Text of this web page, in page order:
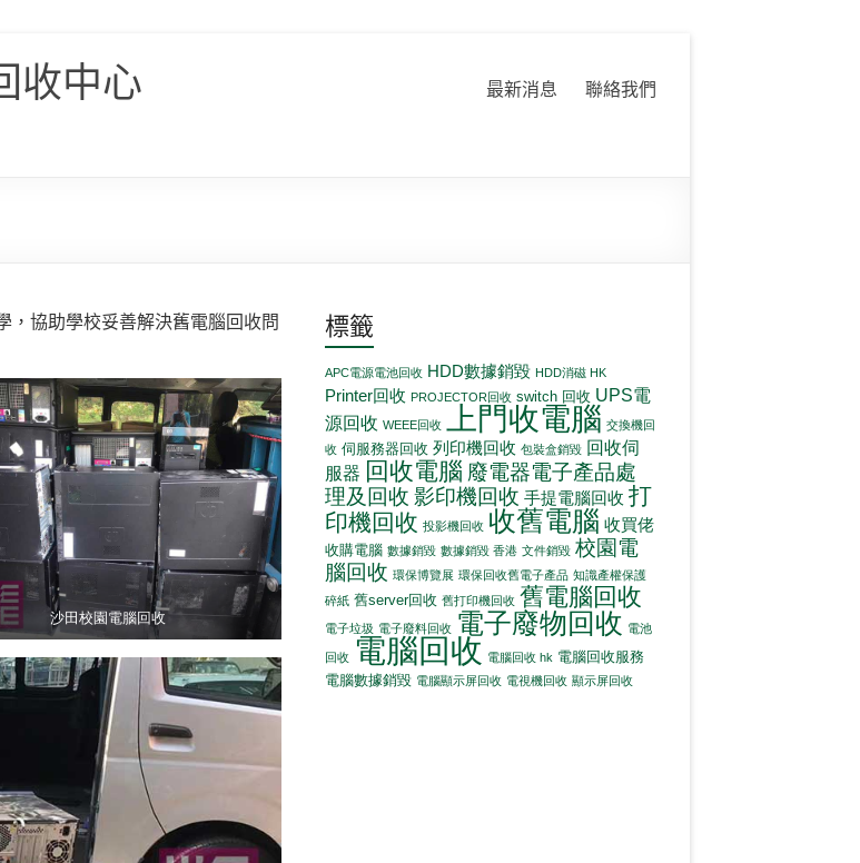
收中心 最新消息 聯絡我們
，協助學校妥善解決舊電腦回收問
沙田校園電腦回收
標籤
APC電源電池回收 HDD數據銷毀 HDD消磁 HK
Printer回收 PROJECTOR回收 switch 回收 UPS電
源回收 WEEE回收 上門收電腦 交換機回
收 伺服務器回收 列印機回收 包裝盒銷毀 回收伺
服器 回收電腦 廢電器電子產品處
理及回收 影印機回收 手提電腦回收 打
印機回收 投影機回收 收舊電腦 收買佬
收購電腦 數據銷毀 數據銷毀 香港 文件銷毀 校園電
腦回收 環保博覽展 環保回收舊電子產品 知識產權保護
碎紙 舊server回收 舊打印機回收 舊電腦回收
電子垃圾 電子廢料回收 電子廢物回收 電池
回收 電腦回收 電腦回收 hk 電腦回收服務
電腦數據銷毀 電腦顯示屏回收 電視機回收 顯示屏回收